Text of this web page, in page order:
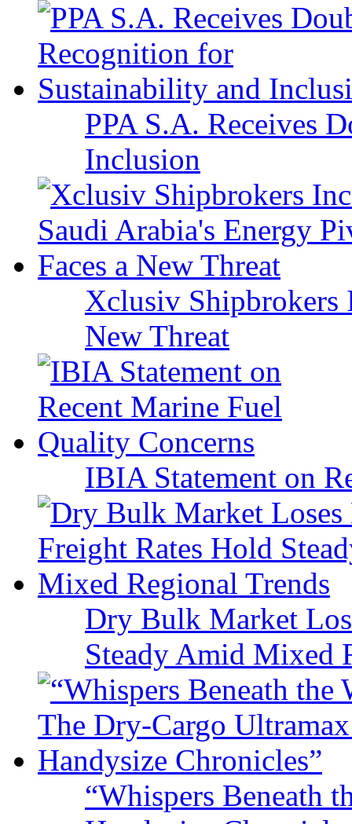
PPA S.A. Receives
Inclusion
Xclusiv Shipbrokers
New Threat
IBIA Statement on
Dry Bulk Market
Steady Amid Mixed
“Whispers Beneath